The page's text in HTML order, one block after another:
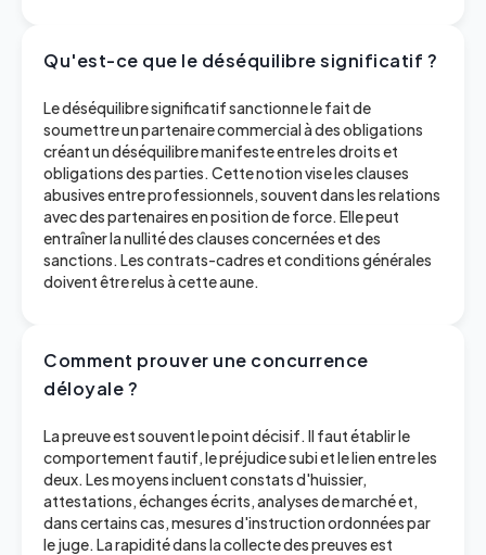
Qu'est-ce que le déséquilibre significatif ?
Le déséquilibre significatif sanctionne le fait de
soumettre un partenaire commercial à des obligations
créant un déséquilibre manifeste entre les droits et
obligations des parties. Cette notion vise les clauses
abusives entre professionnels, souvent dans les relations
avec des partenaires en position de force. Elle peut
entraîner la nullité des clauses concernées et des
sanctions. Les contrats-cadres et conditions générales
doivent être relus à cette aune.
Comment prouver une concurrence
déloyale ?
La preuve est souvent le point décisif. Il faut établir le
comportement fautif, le préjudice subi et le lien entre les
deux. Les moyens incluent constats d'huissier,
attestations, échanges écrits, analyses de marché et,
dans certains cas, mesures d'instruction ordonnées par
le juge. La rapidité dans la collecte des preuves est